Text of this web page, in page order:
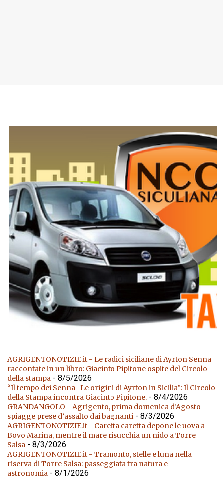
AGRIGENTONOTIZIE.it - Le radici siciliane di Ayrton Senna
raccontate in un libro: Giacinto Pipitone ospite del Circolo
della stampa - 8/5/2026
“Il tempo dei Senna- Le origini di Ayrton in Sicilia”: Il Circolo
della Stampa incontra Giacinto Pipitone. - 8/4/2026
GRANDANGOLO - Agrigento, prima domenica d’Agosto
spiagge prese d’assalto dai bagnanti - 8/3/2026
AGRIGENTONOTIZIE.it - Caretta caretta depone le uova a
Bovo Marina, mentre il mare risucchia un nido a Torre
Salsa - 8/3/2026
AGRIGENTONOTIZIE.it - Tramonto, stelle e luna nella
riserva di Torre Salsa: passeggiata tra natura e
astronomia - 8/1/2026